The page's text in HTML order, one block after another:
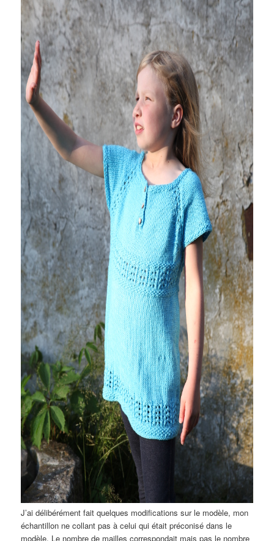
J’ai délibérément fait quelques modifications sur le modèle, mon
échantillon ne collant pas à celui qui était préconisé dans le
modèle. Le nombre de mailles correspondait mais pas le nombre